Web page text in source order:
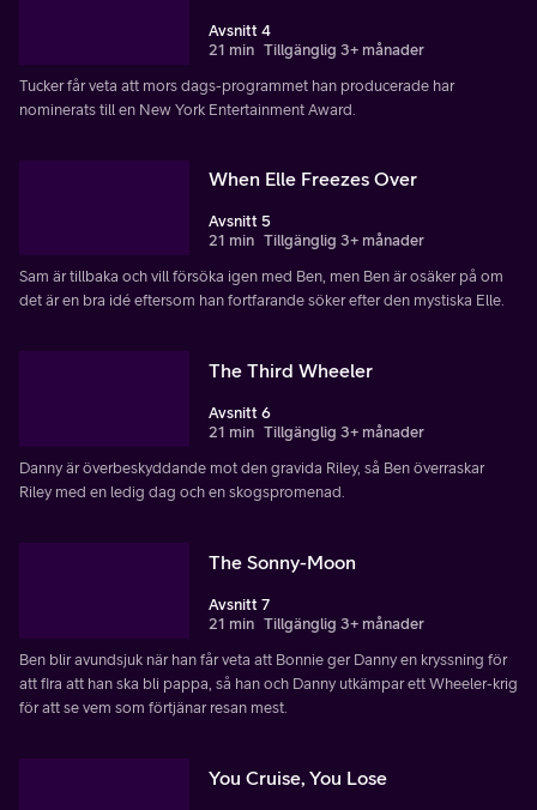
Avsnitt 4
21 min Tillgänglig 3+ månader
Tucker får veta att mors dags-programmet han producerade har
nominerats till en New York Entertainment Award.
When Elle Freezes Over
Avsnitt 5
21 min Tillgänglig 3+ månader
Sam är tillbaka och vill försöka igen med Ben, men Ben är osäker på om
det är en bra idé eftersom han fortfarande söker efter den mystiska Elle.
The Third Wheeler
Avsnitt 6
21 min Tillgänglig 3+ månader
Danny är överbeskyddande mot den gravida Riley, så Ben överraskar
Riley med en ledig dag och en skogspromenad.
The Sonny-Moon
Avsnitt 7
21 min Tillgänglig 3+ månader
Ben blir avundsjuk när han får veta att Bonnie ger Danny en kryssning för
att fira att han ska bli pappa, så han och Danny utkämpar ett Wheeler-krig
för att se vem som förtjänar resan mest.
You Cruise, You Lose